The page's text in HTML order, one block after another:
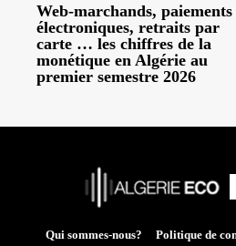
Web-marchands, paiements
électroniques, retraits par
carte … les chiffres de la
monétique en Algérie au
premier semestre 2026
Qui sommes-nous? Politique de